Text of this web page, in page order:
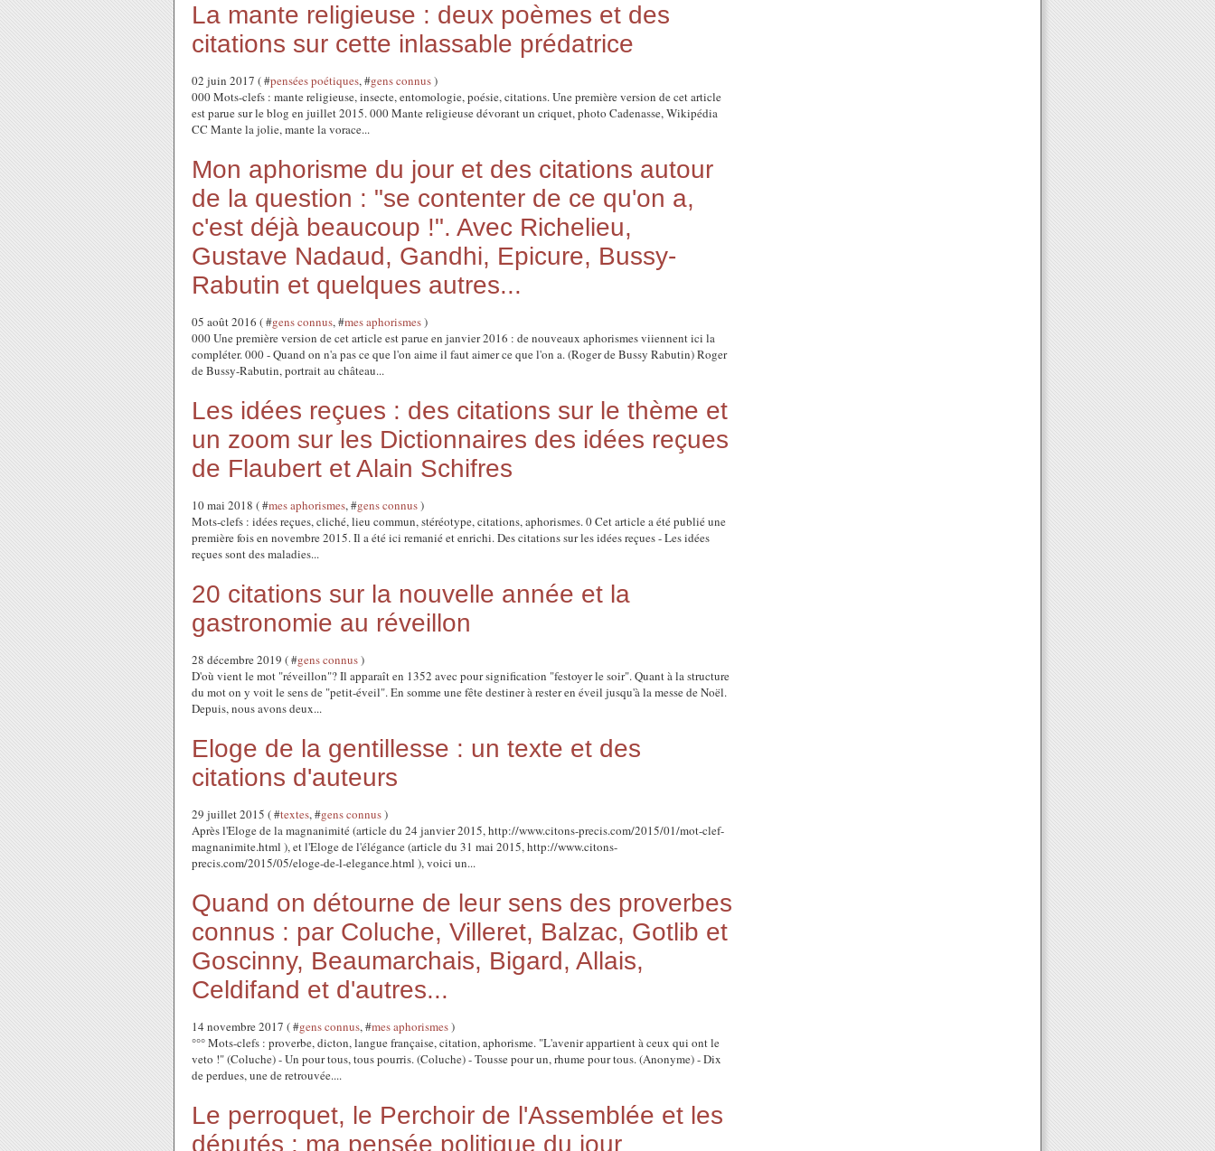
La mante religieuse : deux poèmes et des
citations sur cette inlassable prédatrice
02 juin 2017 ( #pensées poétiques, #gens connus)
000 Mots-clefs : mante religieuse, insecte, entomologie, poésie, citations. Une première version de cet article
est parue sur le blog en juillet 2015. 000 Mante religieuse dévorant un criquet, photo Cadenasse, Wikipédia
CC Mante la jolie, mante la vorace...
Mon aphorisme du jour et des citations autour
de la question : "se contenter de ce qu'on a,
c'est déjà beaucoup !". Avec Richelieu,
Gustave Nadaud, Gandhi, Epicure, Bussy-
Rabutin et quelques autres...
05 août 2016 ( #gens connus, #mes aphorismes)
000 Une première version de cet article est parue en janvier 2016 : de nouveaux aphorismes viiennent ici la
compléter. 000 - Quand on n'a pas ce que l'on aime il faut aimer ce que l'on a. (Roger de Bussy Rabutin) Roger
de Bussy-Rabutin, portrait au château...
Les idées reçues : des citations sur le thème et
un zoom sur les Dictionnaires des idées reçues
de Flaubert et Alain Schifres
10 mai 2018 ( #mes aphorismes, #gens connus)
Mots-clefs : idées reçues, cliché, lieu commun, stéréotype, citations, aphorismes. 0 Cet article a été publié une
première fois en novembre 2015. Il a été ici remanié et enrichi. Des citations sur les idées reçues - Les idées
reçues sont des maladies...
20 citations sur la nouvelle année et la
gastronomie au réveillon
28 décembre 2019 ( #gens connus)
D'où vient le mot "réveillon"? Il apparaît en 1352 avec pour signification "festoyer le soir". Quant à la structure
du mot on y voit le sens de "petit-éveil". En somme une fête destiner à rester en éveil jusqu'à la messe de Noël.
Depuis, nous avons deux...
Eloge de la gentillesse : un texte et des
citations d'auteurs
29 juillet 2015 ( #textes, #gens connus)
Après l'Eloge de la magnanimité (article du 24 janvier 2015, http://www.citons-precis.com/2015/01/mot-clef-
magnanimite.html ), et l'Eloge de l'élégance (article du 31 mai 2015, http://www.citons-
precis.com/2015/05/eloge-de-l-elegance.html ), voici un...
Quand on détourne de leur sens des proverbes
connus : par Coluche, Villeret, Balzac, Gotlib et
Goscinny, Beaumarchais, Bigard, Allais,
Celdifand et d'autres...
14 novembre 2017 ( #gens connus, #mes aphorismes)
°°° Mots-clefs : proverbe, dicton, langue française, citation, aphorisme. "L'avenir appartient à ceux qui ont le
veto !" (Coluche) - Un pour tous, tous pourris. (Coluche) - Tousse pour un, rhume pour tous. (Anonyme) - Dix
de perdues, une de retrouvée....
Le perroquet, le Perchoir de l'Assemblée et les
députés : ma pensée politique du jour